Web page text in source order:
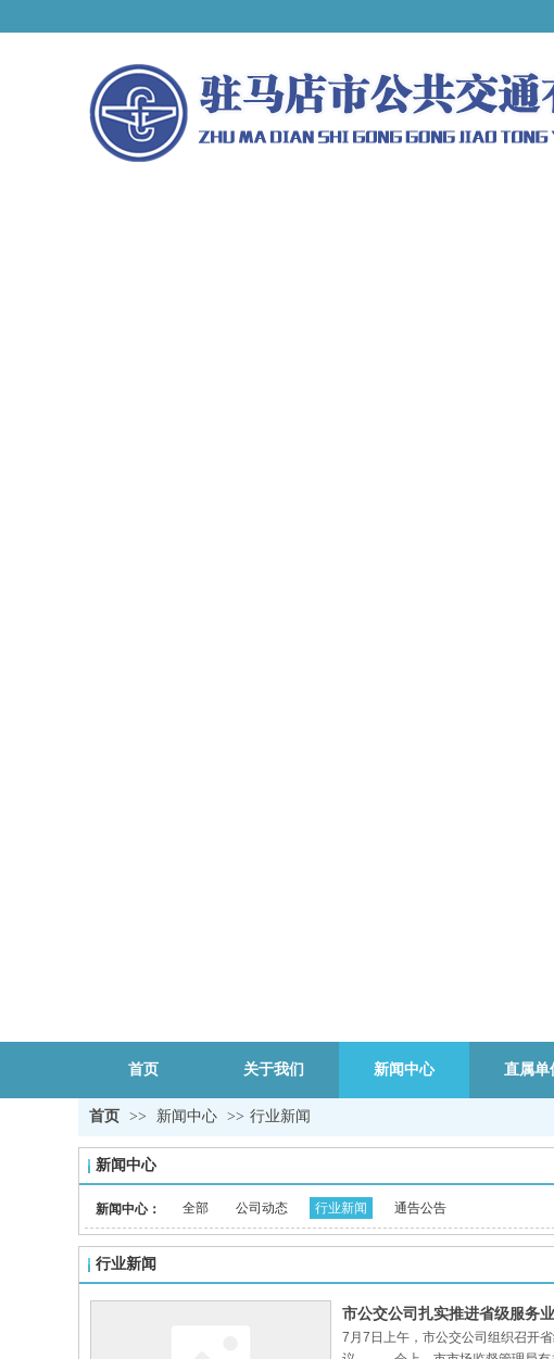
首页 关于我们 新闻中心 直属单
首页 >> 新闻中心 >> 行业新闻
新闻中心
新闻中心： 全部 公司动态 行业新闻 通告公告
行业新闻
市公交公司扎实推进省级服务
7月7日上午，市公交公司组织召开